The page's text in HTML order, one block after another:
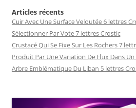
Articles récents
Cuir Avec Une Surface Veloutée 6 lettres
Sélectionner Par Vote 7 lettres Crostic
Crustacé Qui Se Fixe Sur Les Rochers 7
Produit Par Une Variation De Flux Dans
Arbre Emblématique Du Liban 5 lettres